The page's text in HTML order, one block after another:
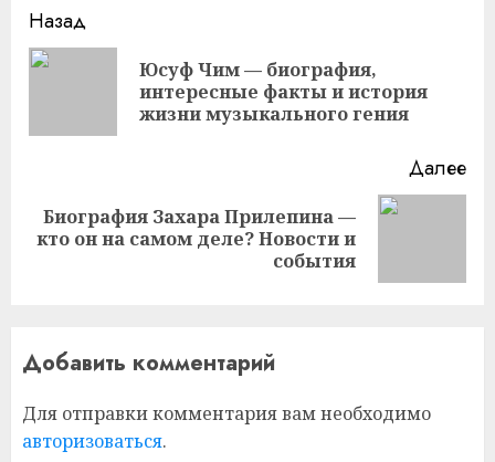
Продолжить
чтение
Назад
Юсуф Чим — биография,
интересные факты и история
жизни музыкального гения
Далее
Следующая
Биография Захара Прилепина —
кто он на самом деле? Новости и
события
Добавить комментарий
Для отправки комментария вам необходимо
авторизоваться.